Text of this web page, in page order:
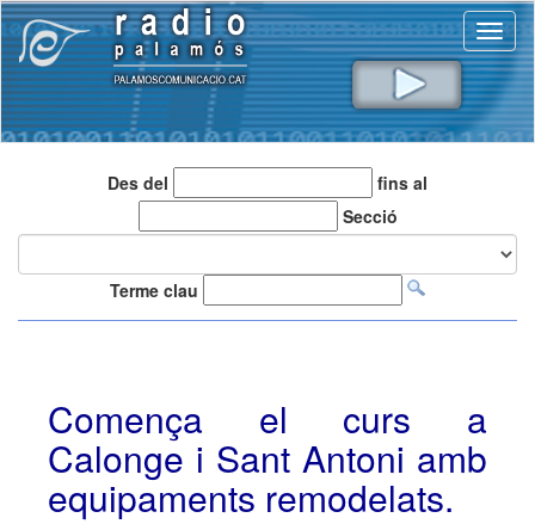
Des del
fins al
Secció
Terme clau
Comença el curs a
Calonge i Sant Antoni amb
equipaments remodelats.